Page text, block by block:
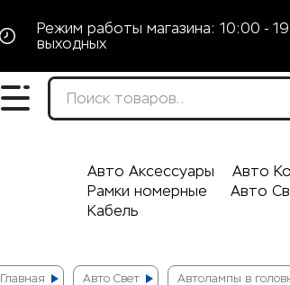
Режим работы магазина: 10:00 -
выходных
Авто Аксессуары Авто
Рамки номерные
Авто
Кабель
Главная Авто Свет Автолампы в